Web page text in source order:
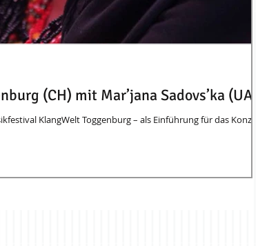
(CH) mit Mar’jana Sadovs’ka (UA)
KlangWelt Toggenburg – als Einführung für das Konzert